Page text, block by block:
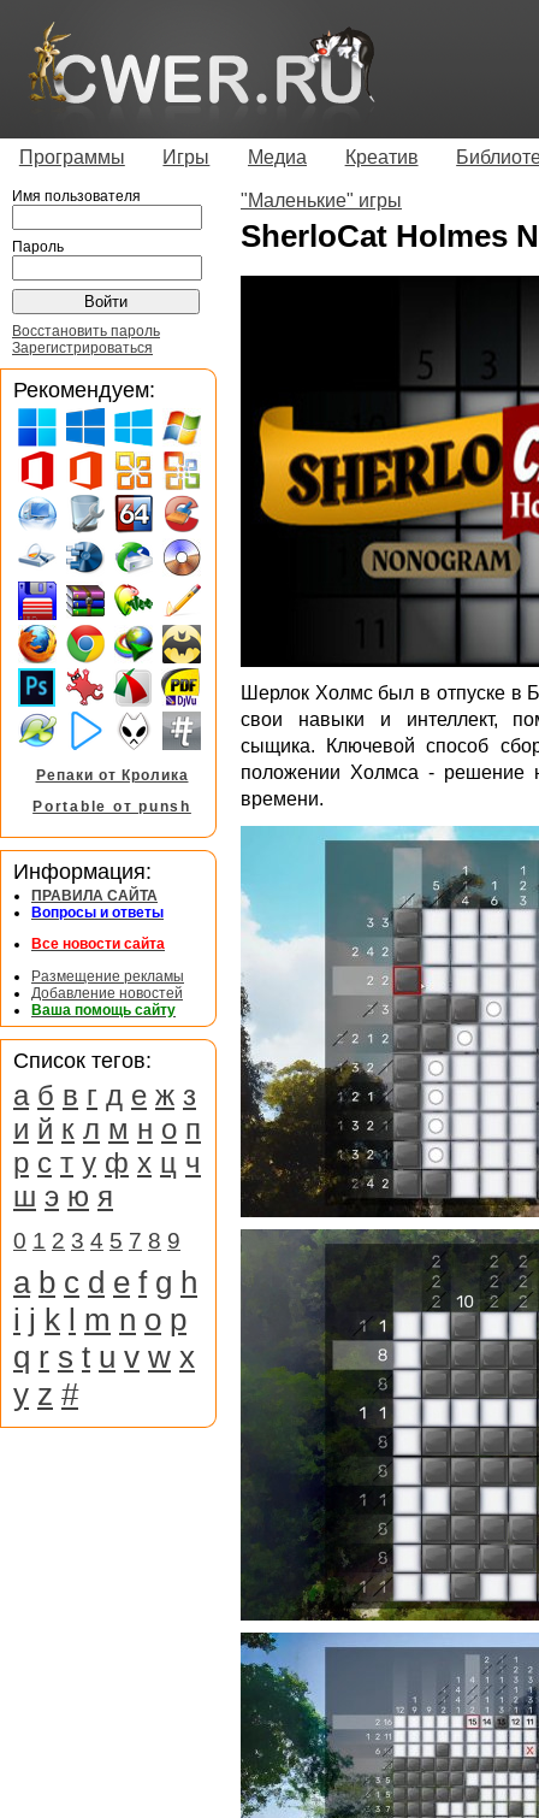
Программы Игры Медиа Креатив
"Маленькие" игры
SherloCat Holmes
Шерлок Холмс был в отпуске в
свои навыки и интеллект,
сыщика. Ключевой способ
положении Холмса - решение
времени.
Имя пользователя
Пароль
Восстановить пароль
Зарегистрироваться
Рекомендуем:
Репаки от Кролика
Portable от punsh
Информация:
ПРАВИЛА САЙТА
Вопросы и ответы
Все новости сайта
Размещение рекламы
Добавление новостей
Ваша помощь сайту
Список тегов:
а б в г д е ж з
и й к л м н о п
р с т у ф х ц ч
ш э ю я
0 1 2 3 4 5 7 8 9
a b c d e f g h
i j k l m n o p
q r s t u v w x
y z #